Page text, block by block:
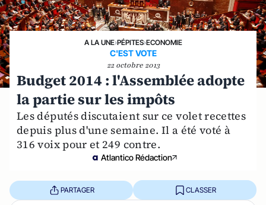
A LA UNE›PÉPITES›ECONOMIE
C'EST VOTE
22 octobre 2013
Budget 2014 : l'Assemblée adopte
la partie sur les impôts
Les députés discutaient sur ce volet recettes
depuis plus d'une semaine. Il a été voté à
316 voix pour et 249 contre.
Atlantico Rédaction
PARTAGER CLASSER